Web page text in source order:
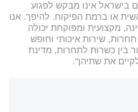
בישראל אינו מבקש לפגוע
או ברמת הפיקוח. להיפך. אנו
מקצועית ומפוקחת יכולה
שירות איכותי וחופש
בין כשרות לתחרות, מדינת
את שתיהן".